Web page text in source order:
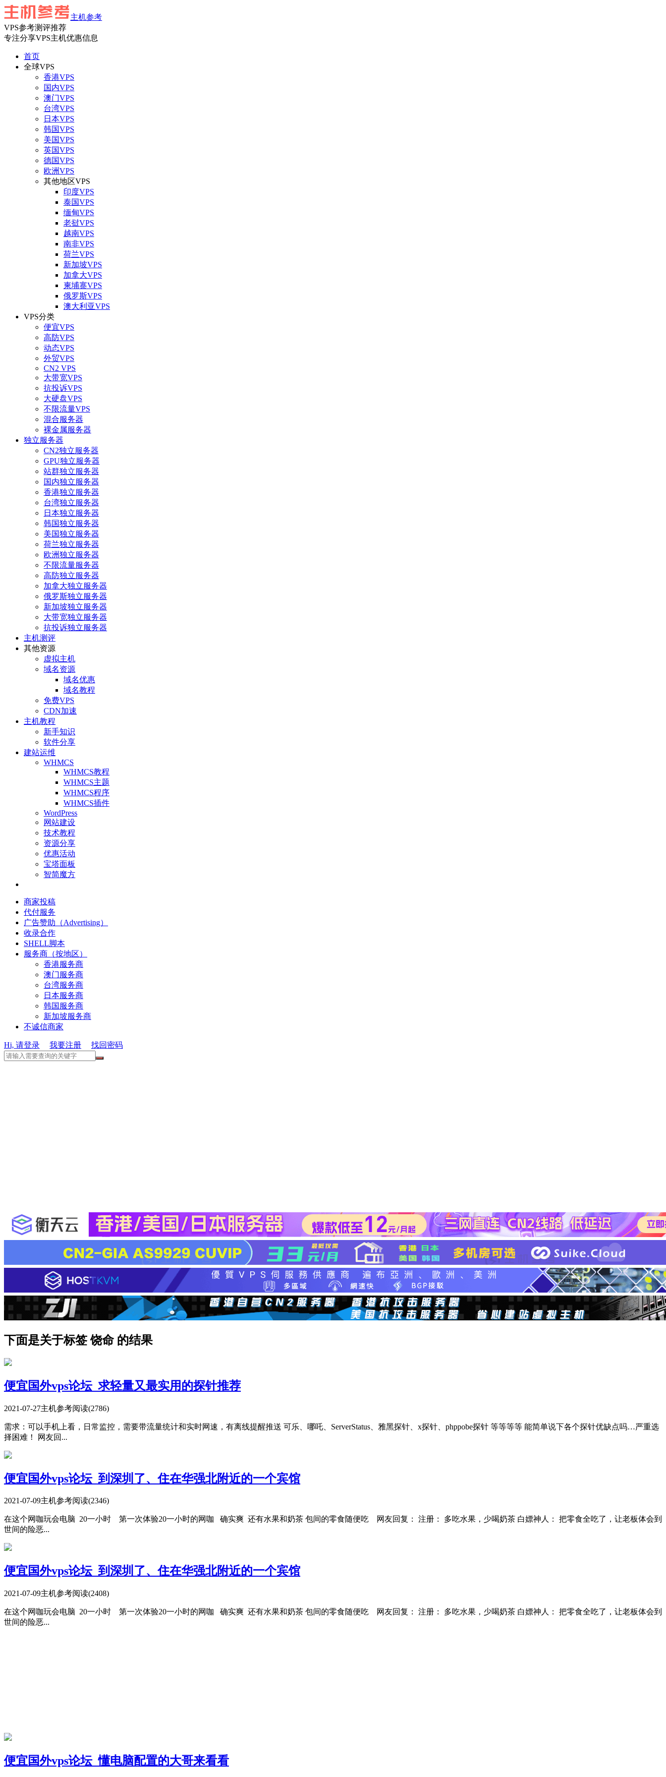
主机参考
VPS参考测评推荐
专注分享VPS主机优惠信息
首页
全球VPS
香港VPS
国内VPS
澳门VPS
台湾VPS
日本VPS
韩国VPS
美国VPS
英国VPS
德国VPS
欧洲VPS
其他地区VPS
印度VPS
泰国VPS
缅甸VPS
老挝VPS
越南VPS
南非VPS
荷兰VPS
新加坡VPS
加拿大VPS
柬埔寨VPS
俄罗斯VPS
澳大利亚VPS
VPS分类
便宜VPS
高防VPS
动态VPS
外贸VPS
CN2 VPS
大带宽VPS
抗投诉VPS
大硬盘VPS
不限流量VPS
混合服务器
裸金属服务器
独立服务器
CN2独立服务器
GPU独立服务器
站群独立服务器
国内独立服务器
香港独立服务器
台湾独立服务器
日本独立服务器
韩国独立服务器
美国独立服务器
荷兰独立服务器
欧洲独立服务器
不限流量服务器
高防独立服务器
加拿大独立服务器
俄罗斯独立服务器
新加坡独立服务器
大带宽独立服务器
抗投诉独立服务器
主机测评
其他资源
虚拟主机
域名资源
域名优惠
域名教程
免费VPS
CDN加速
主机教程
新手知识
软件分享
建站运维
WHMCS
WHMCS教程
WHMCS主题
WHMCS程序
WHMCS插件
WordPress
网站建设
技术教程
资源分享
优惠活动
宝塔面板
智简魔方
商家投稿
代付服务
广告赞助（Advertising）
收录合作
SHELL脚本
服务商（按地区）
香港服务商
澳门服务商
台湾服务商
日本服务商
韩国服务商
新加坡服务商
不诚信商家
Hi, 请登录 我要注册 找回密码
下面是关于标签 饶命 的结果
便宜国外vps论坛_求轻量又最实用的探针推荐
2021-07-27主机参考阅读(2786)
需求：可以手机上看，日常监控，需要带流量统计和实时网速，有离线提醒推送 可乐、哪吒、ServerStatus、雅黑探针、x探针、phppobe探针 等等等等 能简单说下各个探针优缺点吗…严重选
择困难！ 网友回...
便宜国外vps论坛_到深圳了、住在华强北附近的一个宾馆
2021-07-09主机参考阅读(2346)
在这个网咖玩会电脑 20一小时 第一次体验20一小时的网咖 确实爽 还有水果和奶茶 包间的零食随便吃 网友回复： 注册： 多吃水果，少喝奶茶 白嫖神人： 把零食全吃了，让老板体会到
世间的险恶...
便宜国外vps论坛_到深圳了、住在华强北附近的一个宾馆
2021-07-09主机参考阅读(2408)
在这个网咖玩会电脑 20一小时 第一次体验20一小时的网咖 确实爽 还有水果和奶茶 包间的零食随便吃 网友回复： 注册： 多吃水果，少喝奶茶 白嫖神人： 把零食全吃了，让老板体会到
世间的险恶...
便宜国外vps论坛_懂电脑配置的大哥来看看